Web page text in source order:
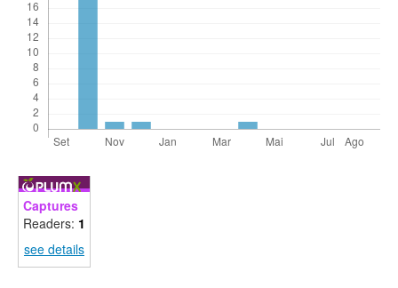
Captures
Readers: 1
see details